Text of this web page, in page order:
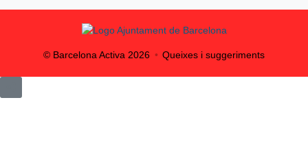
© Barcelona Activa 2026 Queixes i suggeriments